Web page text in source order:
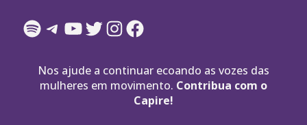
Spotify
Telegram
YouTube
Twitter
Instagram
Facebook
Nos ajude a continuar ecoando as vozes das
mulheres em movimento. Contribua com o
Capire!